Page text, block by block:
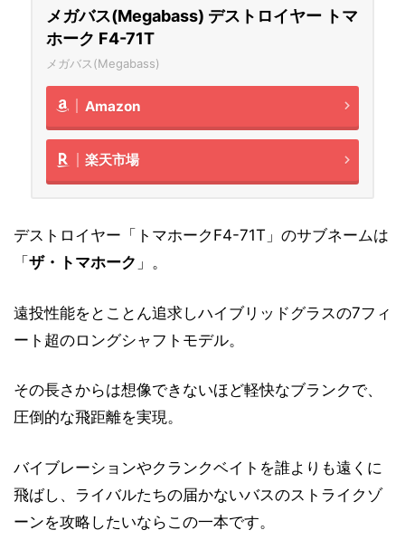
メガバス(Megabass) デストロイヤー トマ
ホーク F4-71T
メガバス(Megabass)
Amazon
楽天市場
デストロイヤー「トマホークF4-71T」のサブネームは
「 ザ・トマホーク 」。
遠投性能をとことん追求しハイブリッドグラスの7フィ
ート超のロングシャフトモデル。
その長さからは想像できないほど軽快なブランクで、
圧倒的な飛距離を実現。
バイブレーションやクランクベイトを誰よりも遠くに
飛ばし、ライバルたちの届かないバスのストライクゾ
ーンを攻略したいならこの一本です。